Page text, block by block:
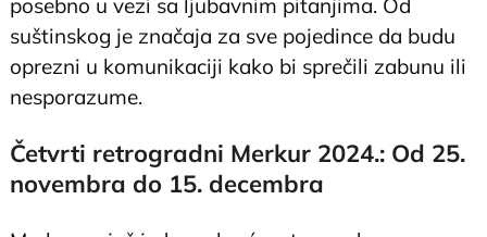
posebno u vezi sa ljubavnim pitanjima. Od
suštinskog je značaja za sve pojedince da budu
oprezni u komunikaciji kako bi sprečili zabunu ili
nesporazume.
Četvrti retrogradni Merkur 2024.: Od 25.
novembra do 15. decembra